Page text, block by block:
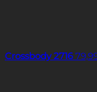
Crossbody 2716